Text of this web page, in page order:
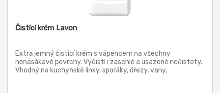
Čistící krém Lavon
Extra jemný čisticí krém s vápencem na všechny
nenasákavé povrchy. Vyčistí i zaschlé a usazené nečistoty.
Vhodný na kuchyňské linky, sporáky, dřezy, vany,